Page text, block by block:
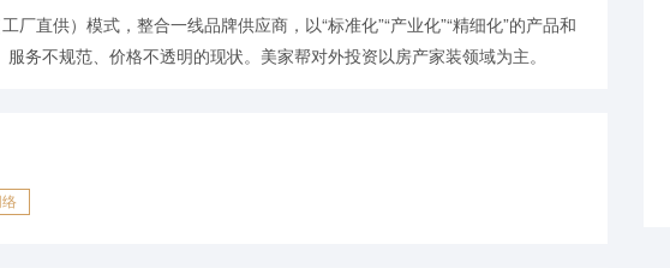
直供）模式，整合一线品牌供应商，以“标准化”“产业化”“精细化”的产品和
务不规范、价格不透明的现状。美家帮对外投资以房产家装领域为主。